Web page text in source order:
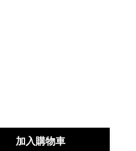
加入購物車